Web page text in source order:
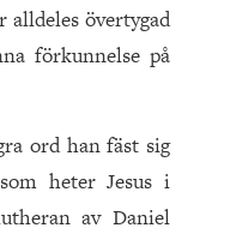
alldeles övertygad
förkunnelse på
ord han fäst sig
heter Jesus i
av Daniel